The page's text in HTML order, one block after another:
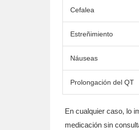
Cefalea
Estreñimiento
Náuseas
Prolongación del QT
En cualquier caso, lo
medicación sin